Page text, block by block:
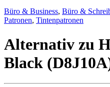
Büro & Business, Büro &
Patronen, Tintenpatronen
Alternativ zu
Black